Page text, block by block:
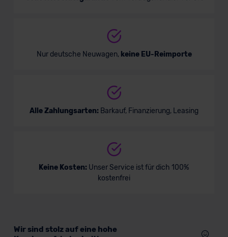
Nur deutsche Neuwagen, keine EU-Reimporte
Alle Zahlungsarten: Barkauf, Finanzierung, Leasing
Keine Kosten: Unser Service ist für dich 100%
kostenfrei
Wir sind stolz auf eine hohe